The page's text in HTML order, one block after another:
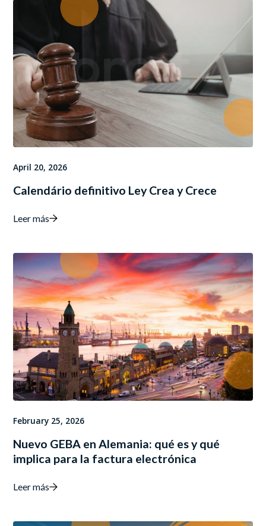
April 20, 2026
Calendário definitivo Ley Crea y Crece
Leer más
February 25, 2026
Nuevo GEBA en Alemania: qué es y qué
implica para la factura electrónica
Leer más